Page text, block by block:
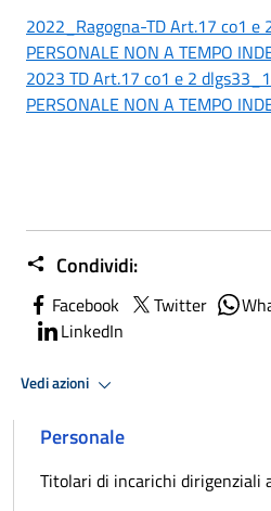
2022_Ragogna-TD Art.17 co1 e
PERSONALE NON A TEMPO
2023 TD Art.17 co1 e 2
PERSONALE NON A TEMPO
Condividi:
Facebook Twitter
LinkedIn
Vedi azioni
Personale
Titolari di incarichi